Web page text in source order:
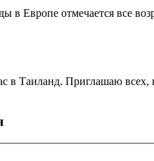
в Европе отмечается все
в Таиланд. Приглашаю всех,